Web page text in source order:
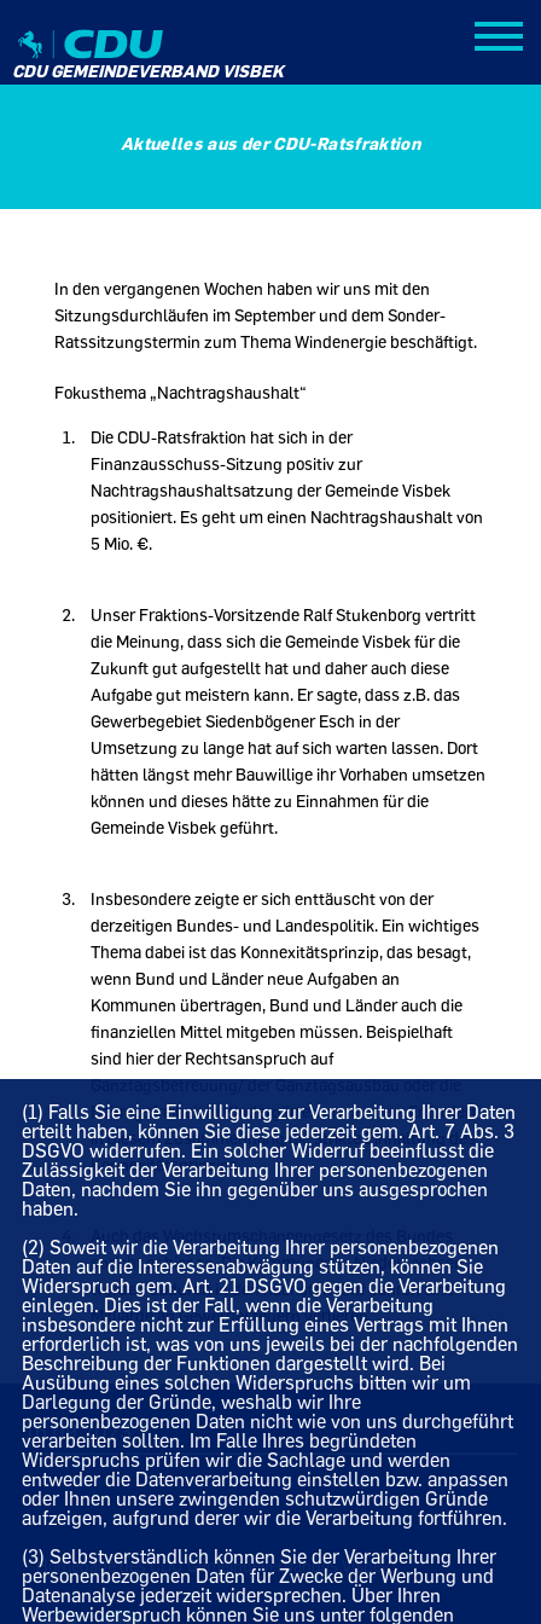
CDU GEMEINDEVERBAND VISBEK
Aktuelles aus der CDU-Ratsfraktion
In den vergangenen Wochen haben wir uns mit den
Sitzungsdurchläufen im September und dem Sonder-
Ratssitzungstermin zum Thema Windenergie beschäftigt.
Fokusthema „Nachtragshaushalt“
Die CDU-Ratsfraktion hat sich in der
Finanzausschuss-Sitzung positiv zur
Nachtragshaushaltsatzung der Gemeinde Visbek
positioniert. Es geht um einen Nachtragshaushalt von
5 Mio. €.
Unser Fraktions-Vorsitzende Ralf Stukenborg vertritt
die Meinung, dass sich die Gemeinde Visbek für die
Zukunft gut aufgestellt hat und daher auch diese
Aufgabe gut meistern kann. Er sagte, dass z.B. das
Gewerbegebiet Siedenbögener Esch in der
Umsetzung zu lange hat auf sich warten lassen. Dort
hätten längst mehr Bauwillige ihr Vorhaben umsetzen
können und dieses hätte zu Einnahmen für die
Gemeinde Visbek geführt.
Insbesondere zeigte er sich enttäuscht von der
derzeitigen Bundes- und Landespolitik. Ein wichtiges
Thema dabei ist das Konnexitätsprinzip, das besagt,
wenn Bund und Länder neue Aufgaben an
Kommunen übertragen, Bund und Länder auch die
finanziellen Mittel mitgeben müssen. Beispielhaft
sind hier der Rechtsanspruch auf
Ganztagsbetreuung/ der Ganztagsausbau oder die
Beitragsfreiheit in Kindergärten zu nennen. Er fordert
in diesem Zusammenhang die strikte Einhaltung des
Konnexitätsprinzips.
Auch das Wachstumschancengesetz des Bundes
spricht er hier an. Die Kommunen in Niedersachsen
werden dadurch in den nächsten fünf Jahren eine
Milliarde an Gewerbesteuern verlieren.
16.09.2023
Homepage des CDU Gemeindeverbandes Visbek
(1) Falls Sie eine Einwilligung zur Verarbeitung Ihrer Daten
erteilt haben, können Sie diese jederzeit gem. Art. 7 Abs. 3
DSGVO widerrufen. Ein solcher Widerruf beeinflusst die
Zulässigkeit der Verarbeitung Ihrer personenbezogenen
Daten, nachdem Sie ihn gegenüber uns ausgesprochen
haben.
(2) Soweit wir die Verarbeitung Ihrer personenbezogenen
Daten auf die Interessenabwägung stützen, können Sie
Widerspruch gem. Art. 21 DSGVO gegen die Verarbeitung
einlegen. Dies ist der Fall, wenn die Verarbeitung
insbesondere nicht zur Erfüllung eines Vertrags mit Ihnen
erforderlich ist, was von uns jeweils bei der nachfolgenden
Beschreibung der Funktionen dargestellt wird. Bei
Ausübung eines solchen Widerspruchs bitten wir um
Darlegung der Gründe, weshalb wir Ihre
personenbezogenen Daten nicht wie von uns durchgeführt
verarbeiten sollten. Im Falle Ihres begründeten
Widerspruchs prüfen wir die Sachlage und werden
entweder die Datenverarbeitung einstellen bzw. anpassen
oder Ihnen unsere zwingenden schutzwürdigen Gründe
aufzeigen, aufgrund derer wir die Verarbeitung fortführen.
(3) Selbstverständlich können Sie der Verarbeitung Ihrer
personenbezogenen Daten für Zwecke der Werbung und
Datenanalyse jederzeit widersprechen. Über Ihren
Werbewiderspruch können Sie uns unter folgenden